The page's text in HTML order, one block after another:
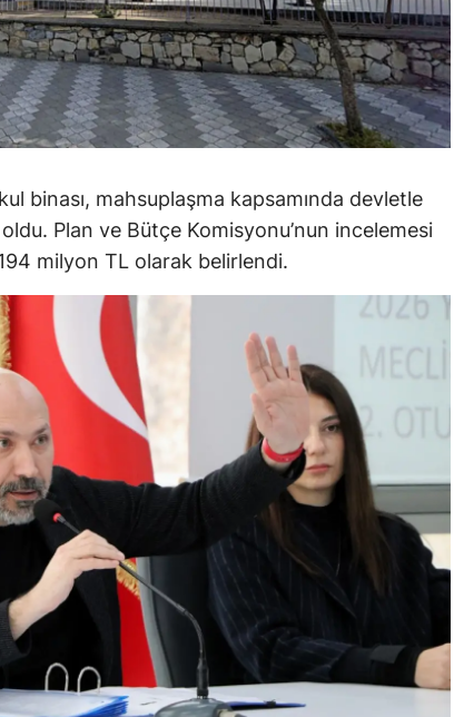
Batman
Şırnak
Bartın
Yalova
Osmaniye
Düzce
binası, mahsuplaşma kapsamında devletle
Plan ve Bütçe Komisyonu’nun incelemesi
milyon TL olarak belirlendi.